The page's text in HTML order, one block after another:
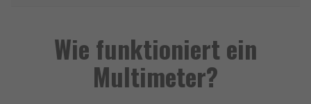
Wie funktioniert ein
Multimeter?